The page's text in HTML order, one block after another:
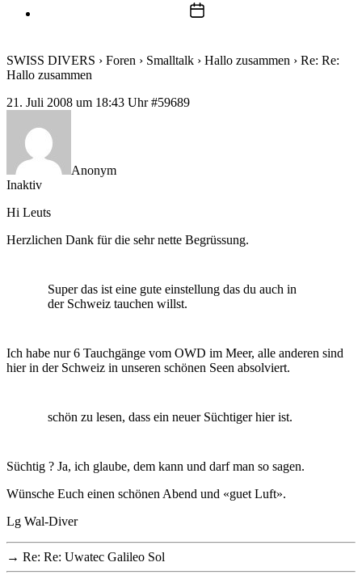
Beitragsdatum
SWISS DIVERS › Foren › Smalltalk › Hallo zusammen › Re: Re:
Hallo zusammen
21. Juli 2008 um 18:43 Uhr #59689
Anonym
Inaktiv
Hi Leuts
Herzlichen Dank für die sehr nette Begrüssung.
Super das ist eine gute einstellung das du auch in
der Schweiz tauchen willst.
Ich habe nur 6 Tauchgänge vom OWD im Meer, alle anderen sind
hier in der Schweiz in unseren schönen Seen absolviert.
schön zu lesen, dass ein neuer Süchtiger hier ist.
Süchtig ? Ja, ich glaube, dem kann und darf man so sagen.
Wünsche Euch einen schönen Abend und «guet Luft».
Lg Wal-Diver
→ Re: Re: Uwatec Galileo Sol